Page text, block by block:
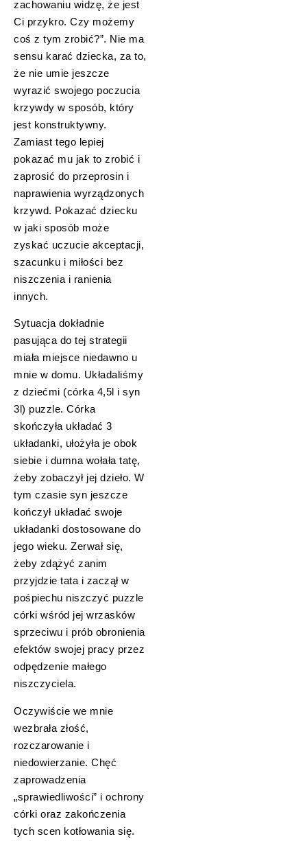
zachowaniu widzę, że jest
Ci przykro. Czy możemy
coś z tym zrobić?”. Nie ma
sensu karać dziecka, za to,
że nie umie jeszcze
wyrazić swojego poczucia
krzywdy w sposób, który
jest konstruktywny.
Zamiast tego lepiej
pokazać mu jak to zrobić i
zaprosić do przeprosin i
naprawienia wyrządzonych
krzywd. Pokazać dziecku
w jaki sposób może
zyskać uczucie akceptacji,
szacunku i miłości bez
niszczenia i ranienia
innych.
Sytuacja dokładnie
pasująca do tej strategii
miała miejsce niedawno u
mnie w domu. Układaliśmy
z dziećmi (córka 4,5l i syn
3l) puzzle. Córka
skończyła układać 3
układanki, ułożyła je obok
siebie i dumna wołała tatę,
żeby zobaczył jej dzieło. W
tym czasie syn jeszcze
kończył układać swoje
układanki dostosowane do
jego wieku. Zerwał się,
żeby zdążyć zanim
przyjdzie tata i zaczął w
pośpiechu niszczyć puzzle
córki wśród jej wrzasków
sprzeciwu i prób obronienia
efektów swojej pracy przez
odpędzenie małego
niszczyciela.
Oczywiście we mnie
wezbrała złość,
rozczarowanie i
niedowierzanie. Chęć
zaprowadzenia
„sprawiedliwości” i ochrony
córki oraz zakończenia
tych scen kotłowania się.